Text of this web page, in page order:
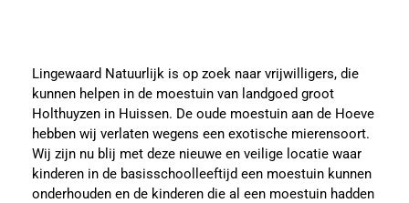
Lingewaard Natuurlijk is op zoek naar vrijwilligers, die
kunnen helpen in de moestuin van landgoed groot
Holthuyzen in Huissen. De oude moestuin aan de Hoeve
hebben wij verlaten wegens een exotische mierensoort.
Wij zijn nu blij met deze nieuwe en veilige locatie waar
kinderen in de basisschoolleeftijd een moestuin kunnen
onderhouden en de kinderen die al een moestuin hadden